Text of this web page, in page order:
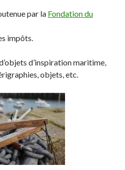
par la Fondation du
impôts.
d’inspiration maritime,
objets, etc.